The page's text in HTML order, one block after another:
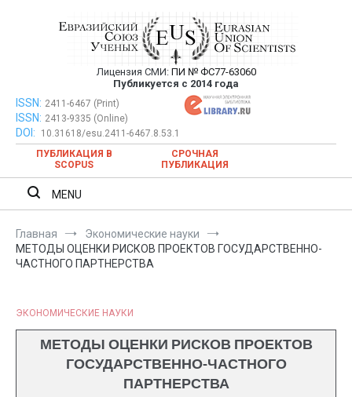
Евразийский Союз Ученых —
публикация научных статей в
ежемесячном научном журнале
Лицензия СМИ: ПИ № ФС77-63060
Публикуется с 2014 года
Евразийский Союз Ученых — публикация научных статей в
ежемесячном научном журнале
ISSN: 2411-6467 (Print)
ISSN: 2413-9335 (Online)
DOI:
10.31618/esu.2411-6467.8.53.1
ПУБЛИКАЦИЯ В
SCOPUS
СРОЧНАЯ
ПУБЛИКАЦИЯ
MENU
Главная
Экономические науки
МЕТОДЫ ОЦЕНКИ РИСКОВ ПРОЕКТОВ ГОСУДАРСТВЕННО-
ЧАСТНОГО ПАРТНЕРСТВА
ЭКОНОМИЧЕСКИЕ НАУКИ
МЕТОДЫ ОЦЕНКИ РИСКОВ ПРОЕКТОВ
ГОСУДАРСТВЕННО-ЧАСТНОГО
ПАРТНЕРСТВА